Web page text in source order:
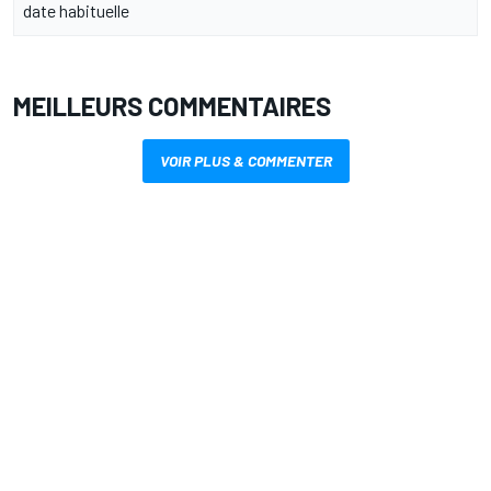
date habituelle
MEILLEURS COMMENTAIRES
VOIR PLUS & COMMENTER